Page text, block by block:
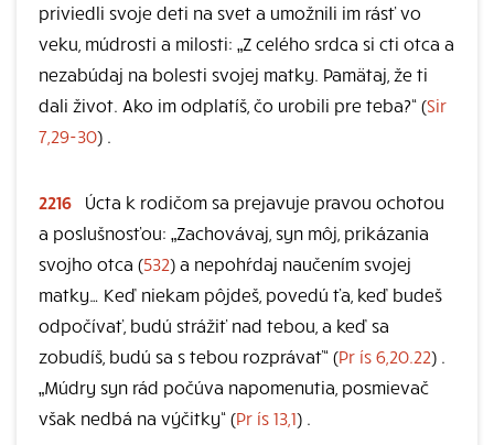
priviedli svoje deti na svet a umožnili im rásť vo
veku, múdrosti a milosti: „Z celého srdca si cti otca a
nezabúdaj na bolesti svojej matky. Pamätaj, že ti
dali život. Ako im odplatíš, čo urobili pre teba?“ (Sir
7,29-30) .
2216
Úcta k rodičom sa prejavuje pravou ochotou
a poslušnosťou: „Zachovávaj, syn môj, prikázania
svojho otca (532) a nepohŕdaj naučením svojej
matky… Keď niekam pôjdeš, povedú ťa, keď budeš
odpočívať, budú strážiť nad tebou, a keď sa
zobudíš, budú sa s tebou rozprávať“ (Pr ís 6,20.22) .
„Múdry syn rád počúva napomenutia, posmievač
však nedbá na výčitky“ (Pr ís 13,1) .